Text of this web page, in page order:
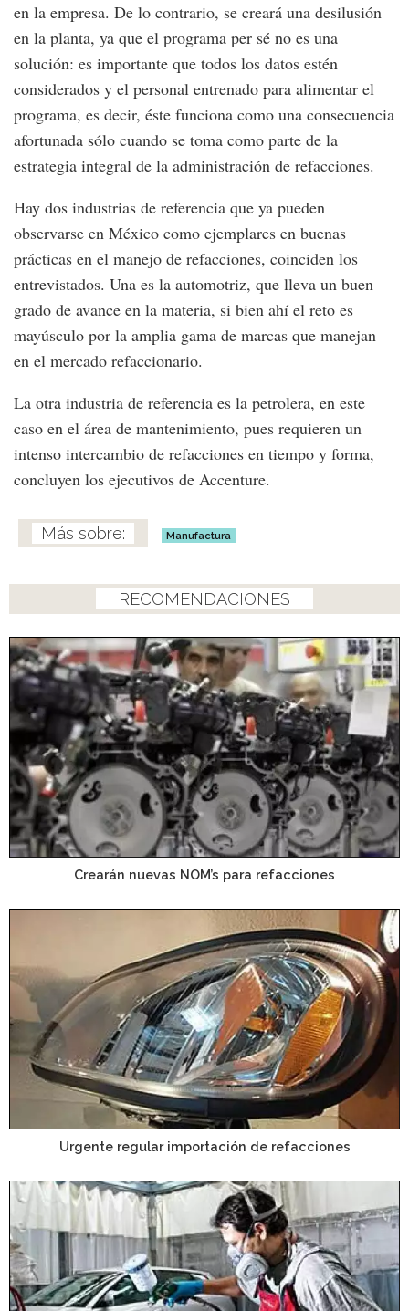
en la empresa. De lo contrario, se creará una desilusión
en la planta, ya que el programa per sé no es una
solución: es importante que todos los datos estén
considerados y el personal entrenado para alimentar el
programa, es decir, éste funciona como una consecuencia
afortunada sólo cuando se toma como parte de la
estrategia integral de la administración de refacciones.
Hay dos industrias de referencia que ya pueden
observarse en México como ejemplares en buenas
prácticas en el manejo de refacciones, coinciden los
entrevistados. Una es la automotriz, que lleva un buen
grado de avance en la materia, si bien ahí el reto es
mayúsculo por la amplia gama de marcas que manejan
en el mercado refaccionario.
La otra industria de referencia es la petrolera, en este
caso en el área de mantenimiento, pues requieren un
intenso intercambio de refacciones en tiempo y forma,
concluyen los ejecutivos de Accenture.
Manufactura
RECOMENDACIONES
Crearán nuevas NOM’s para refacciones
Urgente regular importación de refacciones